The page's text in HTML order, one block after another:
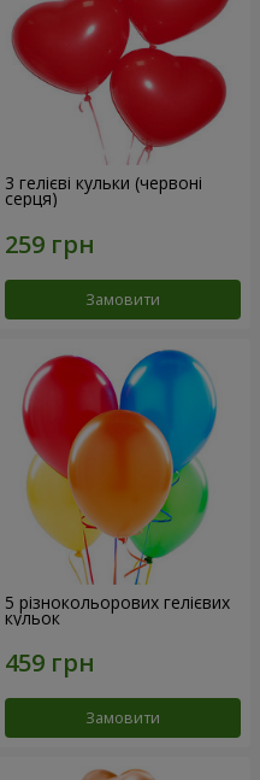
3 гелієві кульки (червоні
серця)
Замовити
5 різнокольорових гелієвих
кульок
Замовити